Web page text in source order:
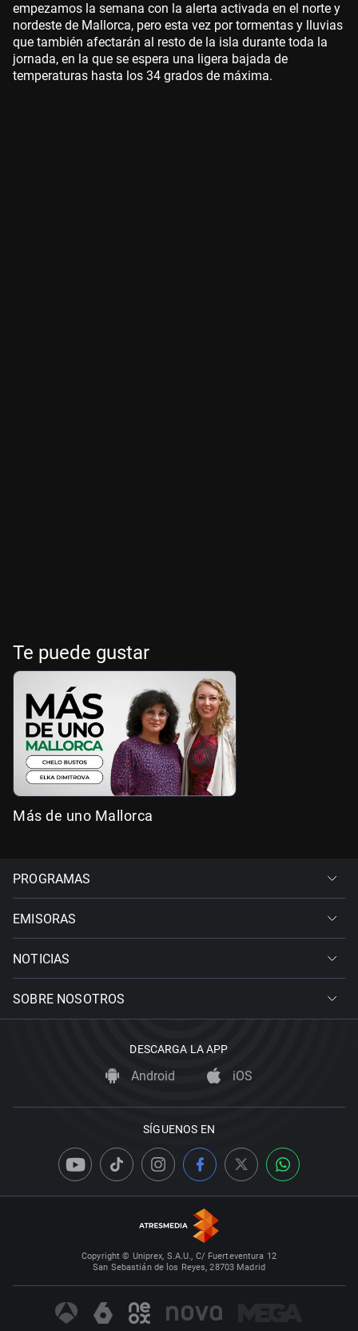
empezamos la semana con la alerta activada en el norte y
nordeste de Mallorca, pero esta vez por tormentas y lluvias
que también afectarán al resto de la isla durante toda la
jornada, en la que se espera una ligera bajada de
temperaturas hasta los 34 grados de máxima.
Te puede gustar
Más de uno Mallorca
PROGRAMAS
EMISORAS
NOTICIAS
SOBRE NOSOTROS
DESCARGA LA APP
Android iOS
SÍGUENOS EN
Copyright © Uniprex, S.A.U., C/ Fuerteventura 12
San Sebastián de los Reyes, 28703 Madrid